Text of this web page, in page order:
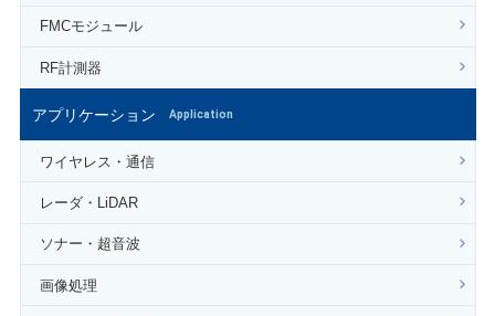
FMCモジュール
RF計測器
アプリケーション Application
ワイヤレス・通信
レーダ・LiDAR
ソナー・超音波
画像処理